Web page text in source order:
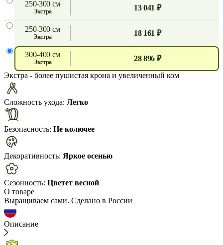
250-300 см
экстра 13 041 ₽
250-300 см
экстра 18 161 ₽
300-400 см
экстра
28 896 ₽
Экстра - более пушистая крона и увеличенный ком
Сложность ухода: Легко
Безопасность: Не колючее
Декоративность: Яркое осенью
Сезонность: Цветет весной
О товаре
Выращиваем сами. Сделано в России
Описание